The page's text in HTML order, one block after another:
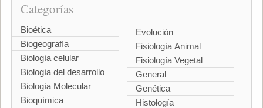
Categorías
Bioética
Biogeografía
Biología celular
Biología del desarrollo
Biología Molecular
Bioquímica
Evolución
Fisiología Animal
Fisiología Vegetal
General
Genética
Histología